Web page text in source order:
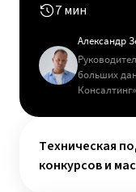
7 мин
Александр
больших
Техническая
конкурсов и